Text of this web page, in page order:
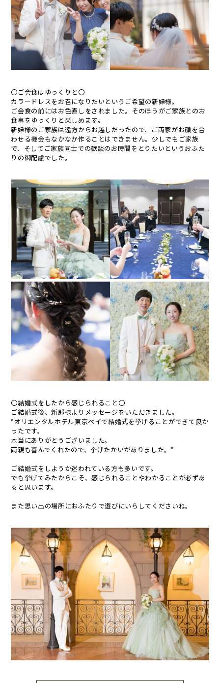
〇ご会食はゆっくりと〇
カラードレスをお召になりたいというご希望の新婦様。
ご会食の前にはお色直しをされました。そのほうがご家族とのお
食事をゆっくりと楽しめます。
新婦様のご家族は遠方からお越しだったので、ご両家がお顔を合
わせる機会もなかなか作ることはできません。少しでもご家族
で、そしてご家族同士での歓談のお時間をとりたいというおふた
りの御配慮でした。
〇結婚式をしたから感じられること〇
ご結婚式後、新郎様よりメッセージをいただきました。
”オリエンタルホテル東京ベイで結婚式を挙げることができて良か
ったです。
本当にありがとうございました。
両親も喜んでくれたので、挙げたかいがありました。”
ご結婚式をしようか迷われている方も多いです。
でも挙げてみたからこそ、感じられることやわかることが必ずあ
ると思います。
また思い出の場所におふたりで遊びにいらしてくださいね。